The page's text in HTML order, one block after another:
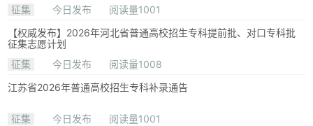
征集 今日发布
阅读量1001
【权威发布】2026年河北省普通高校招生专科提前批、对口专科批
征集志愿计划
征集
今日发布
阅读量1008
江苏省2026年普通高校招生专科补录通告
征集 今日发布
阅读量1001